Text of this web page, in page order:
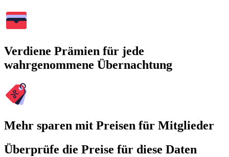
Verdiene Prämien für jede
wahrgenommene Übernachtung
Mehr sparen mit Preisen für Mitglieder
Überprüfe die Preise für diese Daten